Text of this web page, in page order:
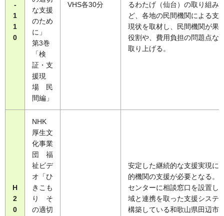
-
1
1
0
な支援
のため
に」
第3巻
「検
証・支
援現
場 民
間編」
VHS各30分
るわたげ（仙台）の取り組み
ど、各地の民間機関による支
現状を取材し、民間機関が果
役割や、費用負担の問題点な
取り上げる。
H
2
0
NHK
厚生文
化事業
団 福
祉ビデ
オ「ひ
きこも
り そ
の適切
安定した継続的な支援実現に
的機関の支援が必要となる。
センターに相談窓口を設置し
域と連携を取った支援システ
構築している和歌山県田辺市